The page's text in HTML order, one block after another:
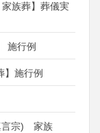
族葬】葬儀実
施行例
施行例
言宗) 家族